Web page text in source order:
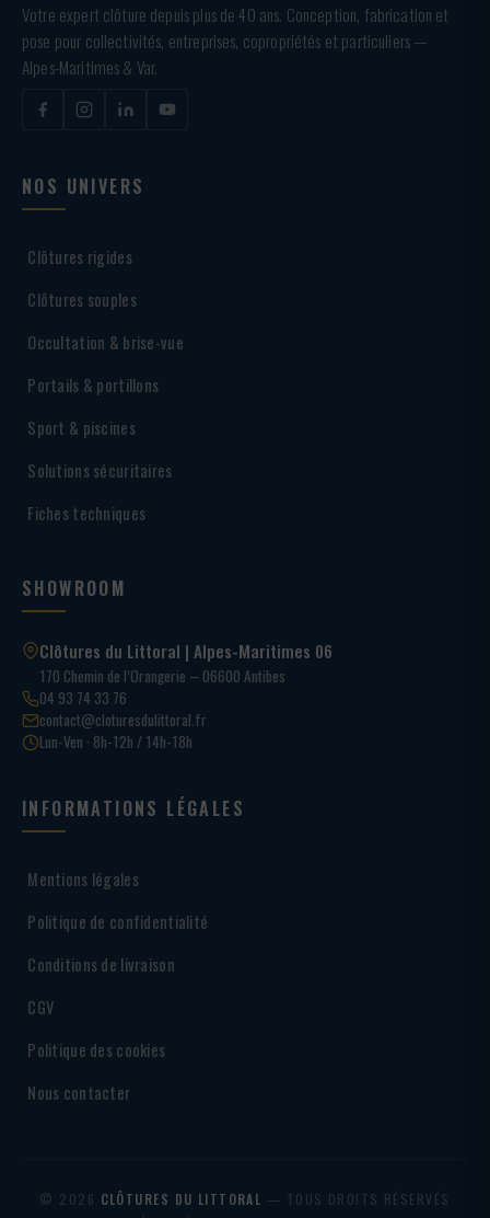
Votre expert clôture depuis plus de 40 ans. Conception, fabrication et
pose pour collectivités, entreprises, copropriétés et particuliers —
Alpes-Maritimes & Var.
NOS UNIVERS
Clôtures rigides
Clôtures souples
Occultation & brise-vue
Portails & portillons
Sport & piscines
Solutions sécuritaires
Fiches techniques
SHOWROOM
Clôtures du Littoral | Alpes-Maritimes 06
170 Chemin de l’Orangerie – 06600 Antibes
04 93 74 33 76
contact@cloturesdulittoral.fr
Lun-Ven · 8h-12h / 14h-18h
INFORMATIONS LÉGALES
Mentions légales
Politique de confidentialité
Conditions de livraison
CGV
Politique des cookies
Nous contacter
© 2026 CLÔTURES DU LITTORAL — TOUS DROITS RÉSERVÉS